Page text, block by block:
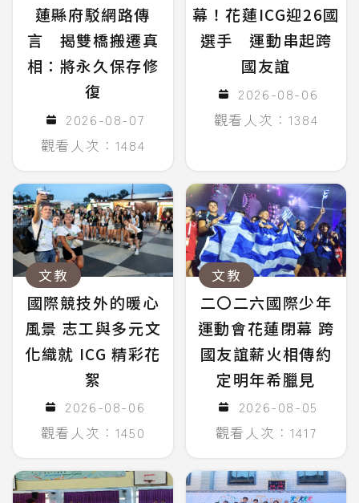
蓮縣府駁網路傳
言 揭雙橋搬遷真
相：將永久保存修
復
2026-08-07
觀看人次：1484
幕！花蓮ICG迎26國
選手 運動串起跨
國友誼
2026-08-06
觀看人次：1384
文教
國際競技外的暖心
風景 志工與多元文
化織就 ICG 精彩花
絮
2026-08-06
觀看人次：1450
文教
二〇二六國際少年
運動會花蓮閉幕 跨
國友誼薪火相傳約
定明年希臘見
2026-08-05
觀看人次：1417